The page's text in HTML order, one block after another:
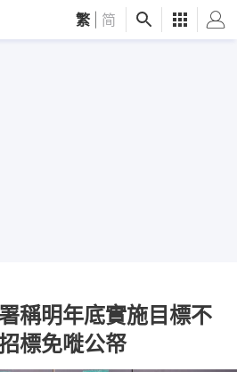
繁 简
稱明年底實施目標不
標免嘥公帑